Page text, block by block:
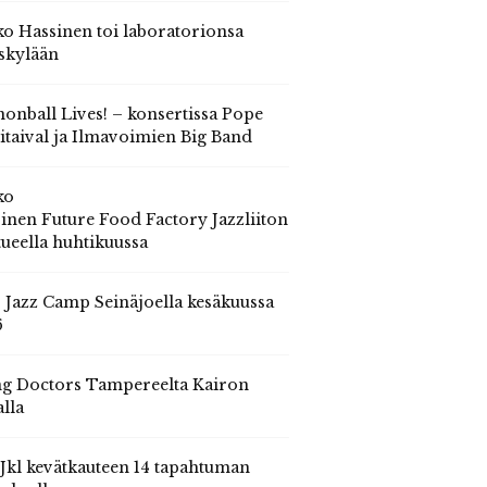
Hassinen toi laboratorionsa
Lives! – konsertissa Pope
ja Ilmavoimien Big Band
Future Food Factory Jazzliiton
huhtikuussa
Jazz Camp Seinäjoella kesäkuussa
Doctors Tampereelta Kairon
kevätkauteen 14 tapahtuman